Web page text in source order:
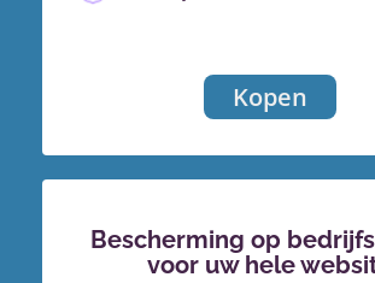
Kopen
Bescherming op
voor uw hele